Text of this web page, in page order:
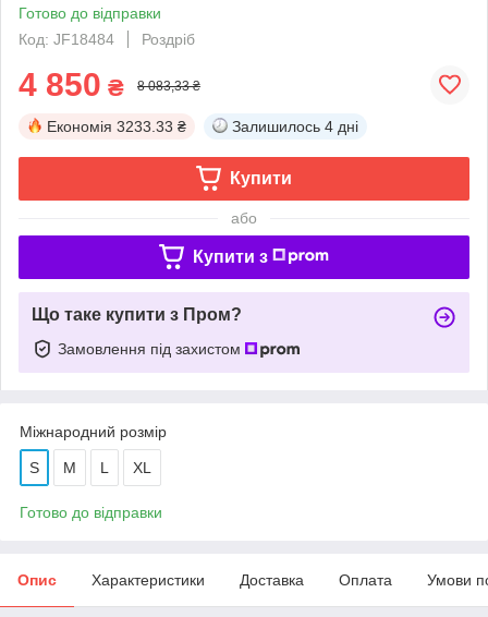
Готово до відправки
Код: JF18484
Роздріб
4 850 ₴ 8 083,33 ₴
Економія 3233.33 ₴ Залишилось 4 дні
Купити
або
Купити з
Що таке купити з Пром?
Замовлення під захистом
Міжнародний розмір
S M L XL
Готово до відправки
Опис Характеристики Доставка Оплата Умови